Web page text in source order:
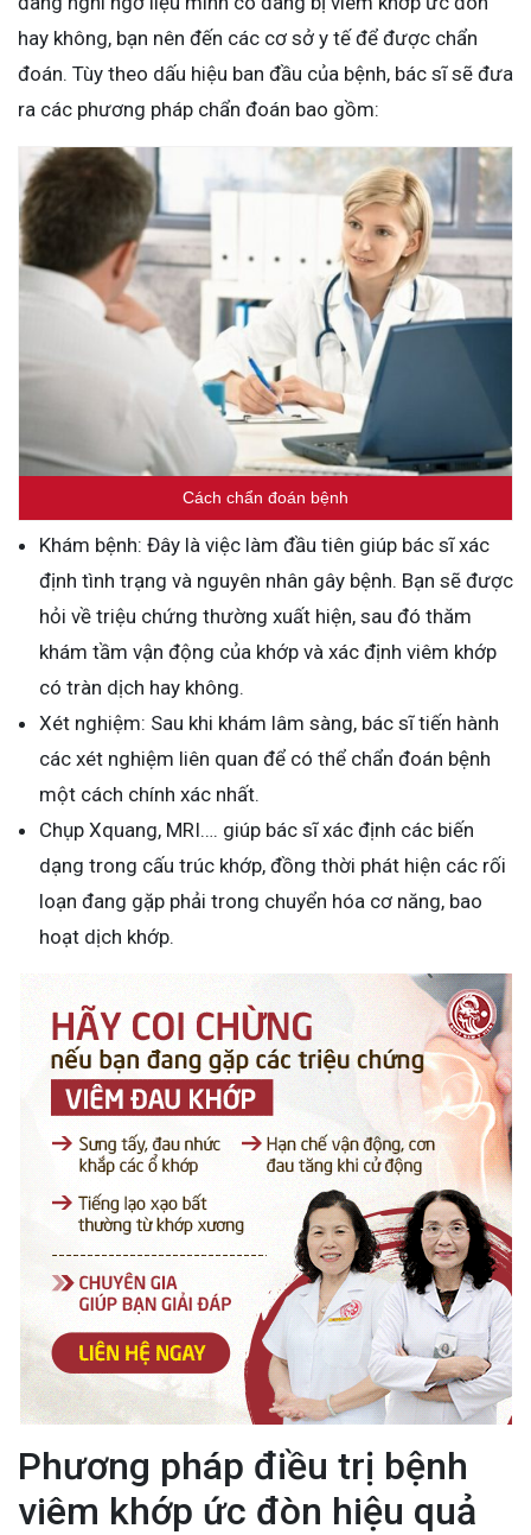
hay không, bạn nên đến các cơ sở y tế để được chẩn
đoán. Tùy theo dấu hiệu ban đầu của bệnh, bác sĩ sẽ đưa
ra các phương pháp chẩn đoán bao gồm:
Cách chẩn đoán bệnh
Khám bệnh: Đây là việc làm đầu tiên giúp bác sĩ xác
định tình trạng và nguyên nhân gây bệnh. Bạn sẽ được
hỏi về triệu chứng thường xuất hiện, sau đó thăm
khám tầm vận động của khớp và xác định viêm khớp
có tràn dịch hay không.
Xét nghiệm: Sau khi khám lâm sàng, bác sĩ tiến hành
các xét nghiệm liên quan để có thể chẩn đoán bệnh
một cách chính xác nhất.
Chụp Xquang, MRI…. giúp bác sĩ xác định các biến
dạng trong cấu trúc khớp, đồng thời phát hiện các rối
loạn đang gặp phải trong chuyển hóa cơ năng, bao
hoạt dịch khớp.
Phương pháp điều trị bệnh
viêm khớp ức đòn hiệu quả